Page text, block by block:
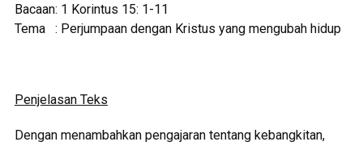
Bacaan: 1 Korintus 15: 1-11
Tema : Perjumpaan dengan Kristus yang mengubah hidup
Penjelasan Teks
Dengan menambahkan pengajaran tentang kebangkitan,